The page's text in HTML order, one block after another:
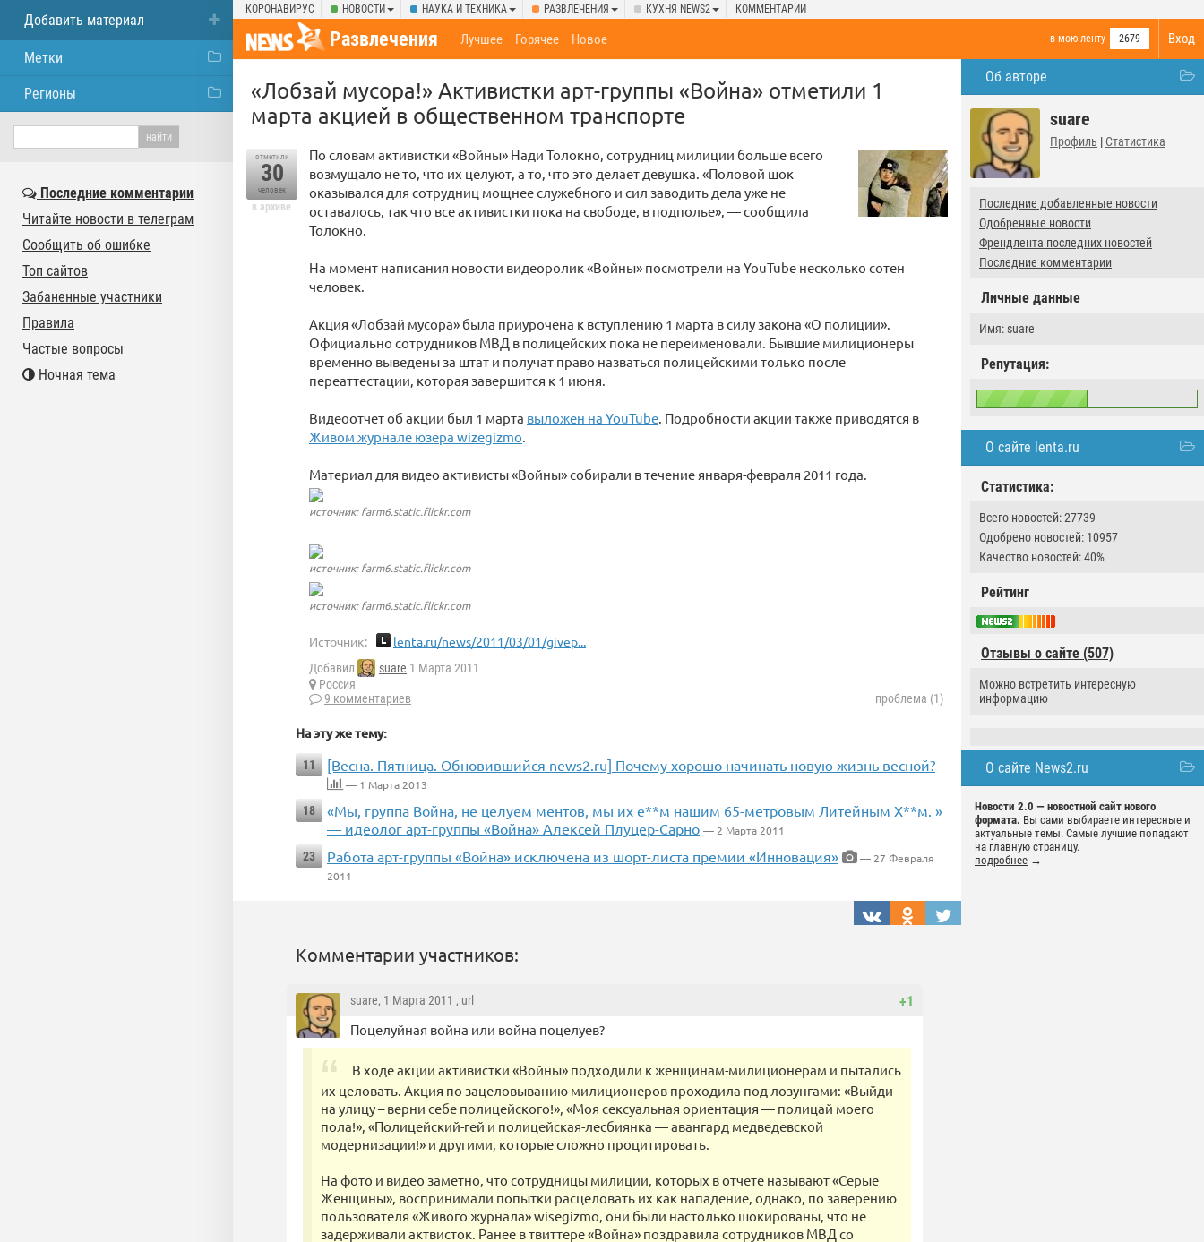
КОРОНАВИРУС НОВОСТИ НАУКА И ТЕХНИКА РАЗВЛЕЧЕНИЯ КУХНЯ NEWS2 КОММЕНТАРИИ
Вход
Развлечения в мою ленту 2679
Лучшее Горячее Новое
Об авторе
suare
Профиль | Статистика
Последние добавленные новости
Одобренные новости
Френдлента последних новостей
Последние комментарии
Личные данные
Имя: suare
Репутация:
О сайте lenta.ru
Статистика:
Всего новостей: 27739
Одобрено новостей: 10957
Качество новостей: 40%
Рейтинг
Отзывы о сайте (507)
Можно встретить интересную
информацию
О сайте News2.ru
Новости 2.0 — новостной сайт нового
формата. Вы сами выбираете интересные и
актуальные темы. Самые лучшие попадают
на главную страницу.
подробнее →
«Лобзай мусора!» Активистки арт-группы «Война» отметили 1
марта акцией в общественном транспорте
отметили
30
человек
в архиве
По словам активистки «Войны» Нади Толокно, сотрудниц милиции больше всего
возмущало не то, что их целуют, а то, что это делает девушка. «Половой шок
оказывался для сотрудниц мощнее служебного и сил заводить дела уже не
оставалось, так что все активистки пока на свободе, в подполье», — сообщила
Толокно.
На момент написания новости видеоролик «Войны» посмотрели на YouTube несколько сотен
человек.
Акция «Лобзай мусора» была приурочена к вступлению 1 марта в силу закона «О полиции».
Официально сотрудников МВД в полицейских пока не переименовали. Бывшие милиционеры
временно выведены за штат и получат право назваться полицейскими только после
переаттестации, которая завершится к 1 июня.
Видеоотчет об акции был 1 марта выложен на YouTube. Подробности акции также приводятся в
Живом журнале юзера wizegizmo.
Материал для видео активисты «Войны» собирали в течение января-февраля 2011 года.
источник: farm6.static.flickr.com
источник: farm6.static.flickr.com
источник: farm6.static.flickr.com
Источник: lenta.ru/news/2011/03/01/givep...
Добавил suare 1 Марта 2011
Россия
9 комментариев
проблема (1)
На эту же тему:
11 [Весна. Пятница. Обновившийся news2.ru] Почему хорошо начинать новую жизнь весной?
— 1 Марта 2013
18
«Мы, группа Война, не целуем ментов, мы их е**м нашим 65-метровым Литейным Х**м. »
— идеолог арт-группы «Война» Алексей Плуцер-Сарно — 2 Марта 2011
23
Работа арт-группы «Война» исключена из шорт-листа премии «Инновация»
— 27 Февраля
2011
Комментарии участников:
+1
suare, 1 Марта 2011 , url
Поцелуйная война или война поцелуев?
В ходе акции активистки «Войны» подходили к женщинам-милиционерам и пытались
их целовать. Акция по зацеловыванию милиционеров проходила под лозунгами: «Выйди
на улицу – верни себе полицейского!», «Моя сексуальная ориентация — полицай моего
пола!», «Полицейский-гей и полицейская-лесбиянка — авангард медведевской
модернизации!» и другими, которые сложно процитировать.
На фото и видео заметно, что сотрудницы милиции, которых в отчете называют «Серые
Женщины», воспринимали попытки расцеловать их как нападение, однако, по заверению
пользователя «Живого журнала» wisegizmo, они были настолько шокированы, что не
задерживали актвисток. Ранее в твиттере «Война» поздравила сотрудников МВД со
Добавить материал
Метки
Регионы
Последние комментарии
Читайте новости в телеграм
Сообщить об ошибке
Топ сайтов
Забаненные участники
Правила
Частые вопросы
Ночная тема